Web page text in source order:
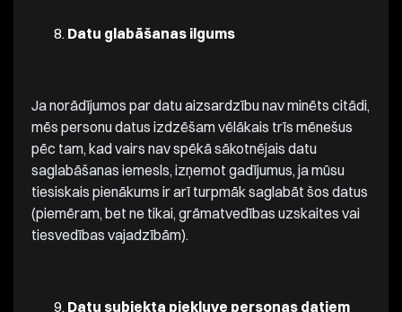
Datu glabāšanas ilgums
Ja norādījumos par datu aizsardzību nav minēts citādi,
mēs personu datus izdzēšam vēlākais trīs mēnešus
pēc tam, kad vairs nav spēkā sākotnējais datu
saglabāšanas iemesls, izņemot gadījumus, ja mūsu
tiesiskais pienākums ir arī turpmāk saglabāt šos datus
(piemēram, bet ne tikai, grāmatvedības uzskaites vai
tiesvedības vajadzībām).
Datu subjekta piekļuve personas datiem